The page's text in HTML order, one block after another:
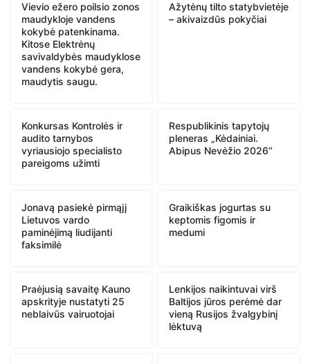
Vievio ežero poilsio zonos
maudykloje vandens
kokybė patenkinama.
Kitose Elektrėnų
savivaldybės maudyklose
vandens kokybė gera,
maudytis saugu.
Ažytėnų tilto statybvietėje
– akivaizdūs pokyčiai
Konkursas Kontrolės ir
audito tarnybos
vyriausiojo specialisto
pareigoms užimti
Respublikinis tapytojų
pleneras „Kėdainiai.
Abipus Nevėžio 2026“
Jonavą pasiekė pirmąjį
Lietuvos vardo
paminėjimą liudijanti
faksimilė
Graikiškas jogurtas su
keptomis figomis ir
medumi
Praėjusią savaitę Kauno
apskrityje nustatyti 25
neblaivūs vairuotojai
Lenkijos naikintuvai virš
Baltijos jūros perėmė dar
vieną Rusijos žvalgybinį
lėktuvą